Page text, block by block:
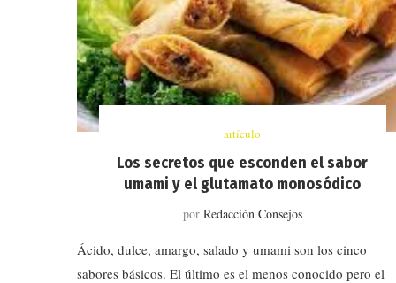
artículo
Los secretos que esconden el sabor
umami y el glutamato monosódico
por Redacción Consejos
Ácido, dulce, amargo, salado y umami son los cinco
sabores básicos. El último es el menos conocido pero el